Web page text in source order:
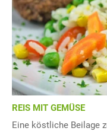
REIS MIT GEMÜSE
Eine köstliche Beilage